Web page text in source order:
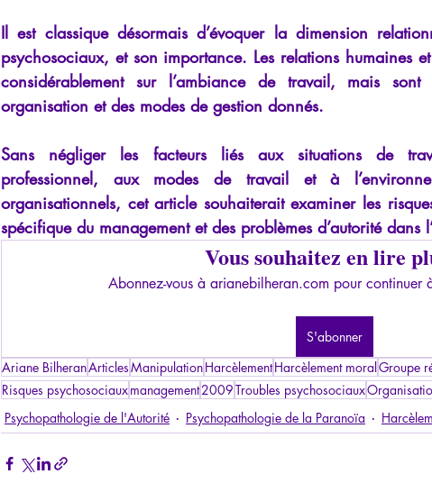
Il est classique désormais d’évoquer la dimension
psychosociaux, et son importance. Les relations humaines
considérablement sur l’ambiance de travail, mais
organisation et des modes de gestion donnés.
Sans négliger les facteurs liés aux situations de
professionnel, aux modes de travail et à
organisationnels, cet article souhaiterait examiner les
spécifique du management et des problèmes d’autorité dans
Vous souhaitez en lire
Abonnez-vous à arianebilheran.com pour continuer
S'abonner
Ariane BilheranArticlesManipulationHarcèlementHarcèlement moral Groupe
Risques psychosociauxmanagement2009Troubles psychosociaux
Psychopathologie de l'Autorité
Psychopathologie de la Paranoïa